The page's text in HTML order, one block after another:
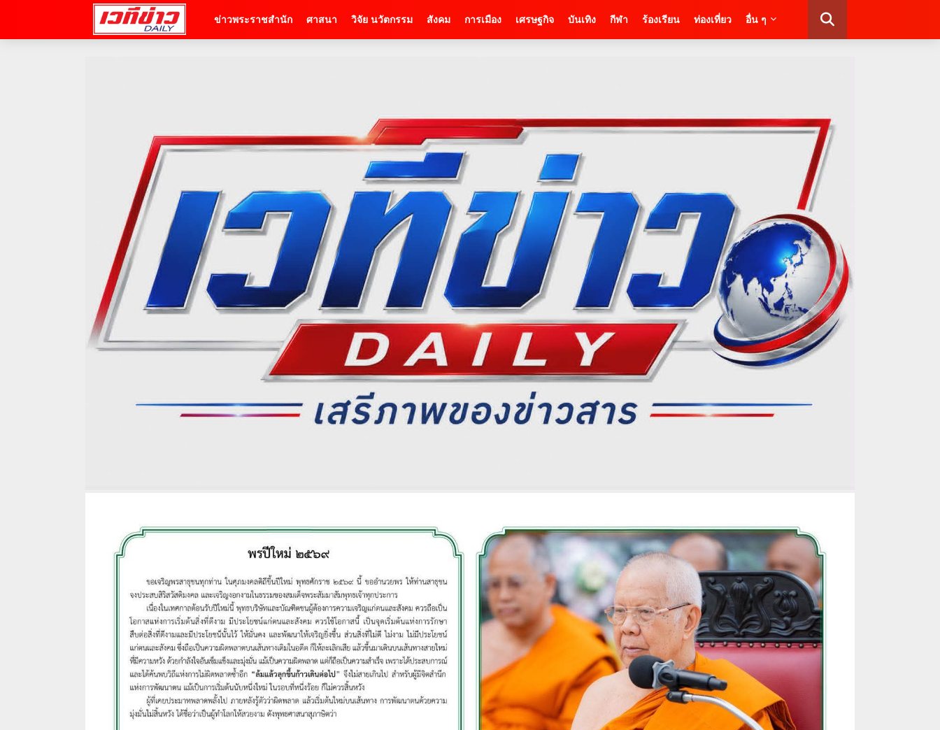
ข่าวพระราชสำนัก ศาสนา วิจัย นวัตกรรม สังคม การเมือง เศรษฐกิจ บันเทิง กีฬา ร้องเรียน ท่องเที่ยว อื่น ๆ